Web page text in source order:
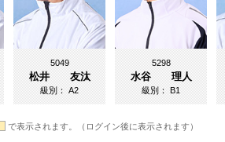
5049
松井 友汰
級別：A2
5298
水谷 理人
級別：B1
で表示されます。（ログイン後に表示されます）